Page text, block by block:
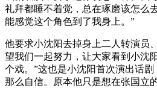
礼拜都睡不着觉，总在琢磨该怎么
能感觉这个角色到了我身上。”
他要求小沈阳去掉身上二人转演员
望我们一起努力，让大家看到小沈
个戏。”这也是小沈阳首次演出话
那么自信。原本他只是想在张国立